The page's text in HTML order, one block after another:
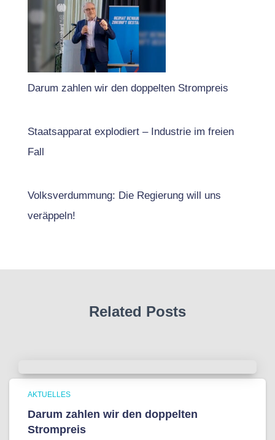
Darum zahlen wir den doppelten Strompreis
Staatsapparat explodiert – Industrie im freien
Fall
Volksverdummung: Die Regierung will uns
veräppeln!
Related Posts
AKTUELLES
Darum zahlen wir den doppelten
Strompreis